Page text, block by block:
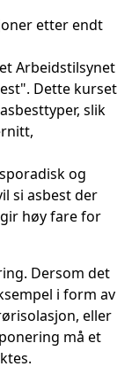
etter endt
Arbeidstilsynet
Dette kurset
slik
og
si asbest der
høy fare for
Dersom det
i form av
eller
må et